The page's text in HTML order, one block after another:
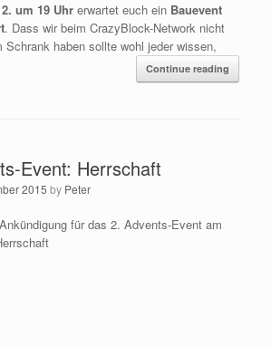
um 19 Uhr erwartet euch ein Bauevent
. Dass wir beim CrazyBlock-Network nicht
Schrank haben sollte wohl jeder wissen,
Continue reading
Event: Herrschaft
2015 by Peter
für das 2. Advents-Event am